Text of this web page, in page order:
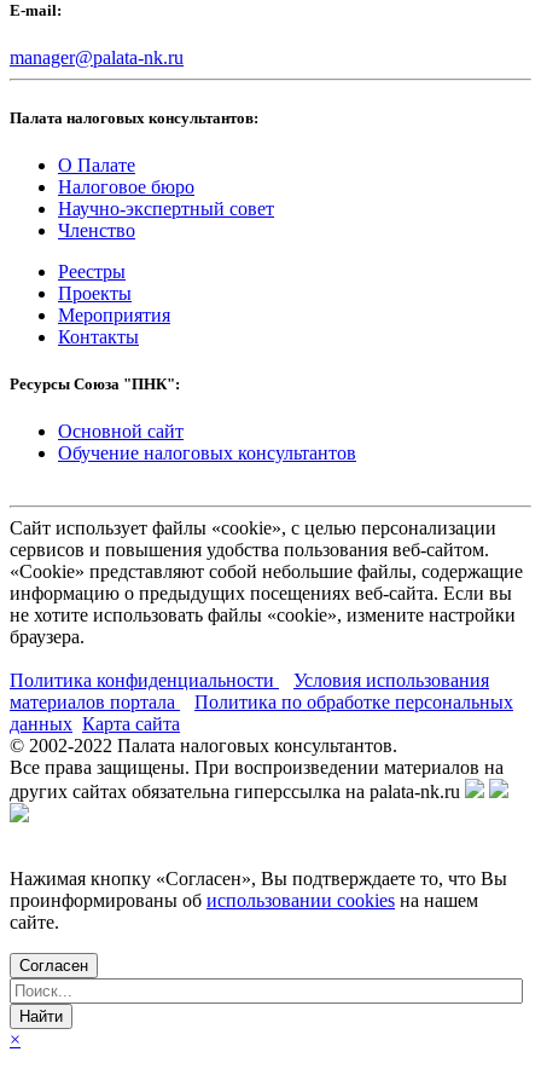
E-mail:
manager@palata-nk.ru
Палата налоговых консультантов:
О Палате
Налоговое бюро
Научно-экспертный совет
Членство
Реестры
Проекты
Мероприятия
Контакты
Ресурсы Союза "ПНК":
Основной сайт
Обучение налоговых консультантов
Сайт использует файлы «cookie», с целью персонализации
сервисов и повышения удобства пользования веб-сайтом.
«Cookie» представляют собой небольшие файлы, содержащие
информацию о предыдущих посещениях веб-сайта. Если вы
не хотите использовать файлы «cookie», измените настройки
браузера.
Политика конфиденциальности
Условия использования
материалов портала
Политика по обработке персональных
данных Карта сайта
© 2002-2022 Палата налоговых консультантов.
Все права защищены. При воспроизведении материалов на
других сайтах обязательна гиперссылка на palata-nk.ru
Нажимая кнопку «Согласен», Вы подтверждаете то, что Вы
проинформированы об использовании cookies на нашем
сайте.
Согласен
×